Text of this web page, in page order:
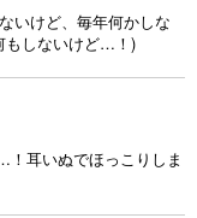
いけど、毎年何かしな
もしないけど…！)
耳いぬでほっこりしま